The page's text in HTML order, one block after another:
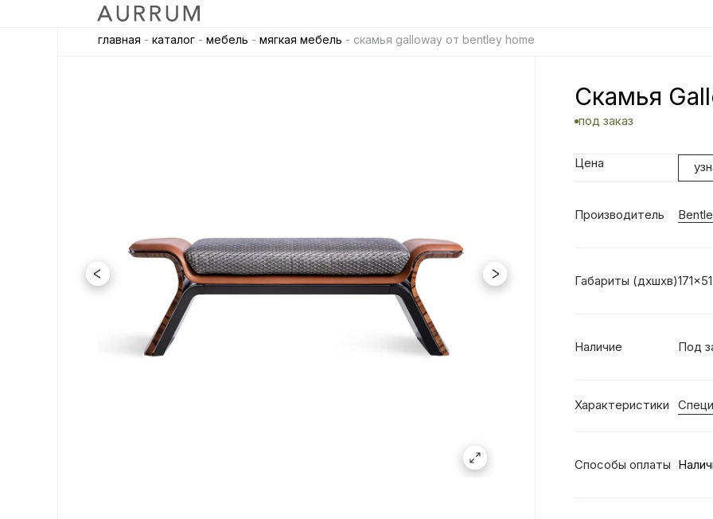
главная - каталог - мебель - мягкая мебель - скамья galloway от bentley home
Скамья
под заказ
Цена
Производитель
Габариты (дхшхв)
Наличие Под
Характеристики
Способы оплаты